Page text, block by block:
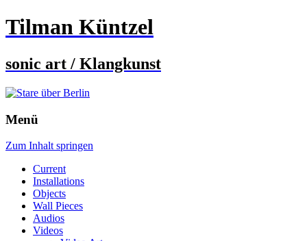
Tilman Küntzel
sonic art / Klangkunst
Menü
Zum Inhalt springen
Current
Installations
Objects
Wall Pieces
Audios
Videos